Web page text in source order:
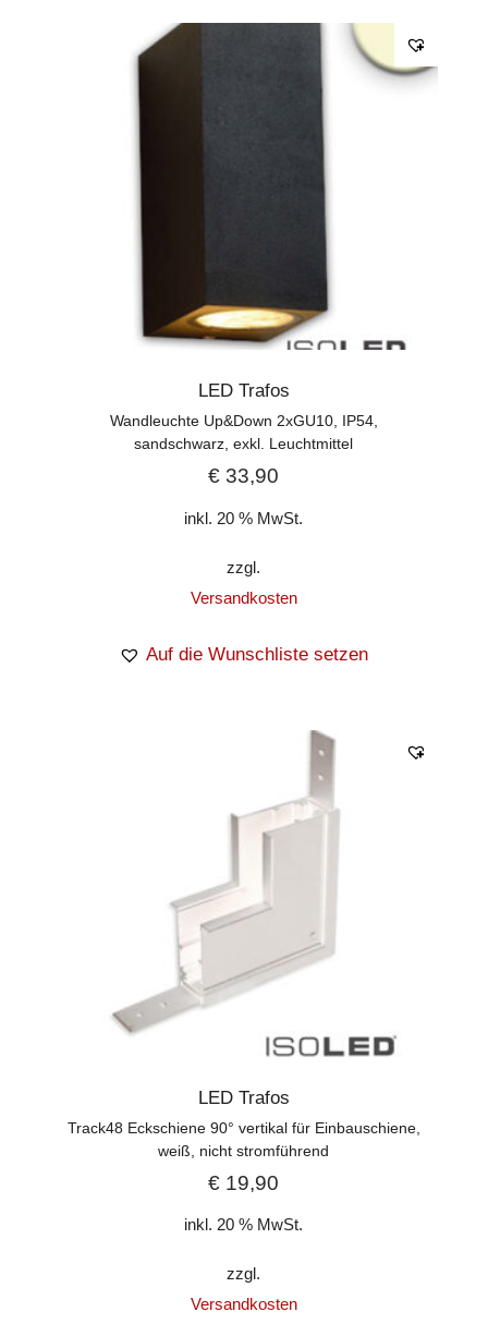
LED Trafos
Wandleuchte Up&Down 2xGU10, IP54,
sandschwarz, exkl. Leuchtmittel
€ 33,90
inkl. 20 % MwSt.
zzgl.
Versandkosten
Auf die Wunschliste setzen
LED Trafos
Track48 Eckschiene 90° vertikal für Einbauschiene,
weiß, nicht stromführend
€ 19,90
inkl. 20 % MwSt.
zzgl.
Versandkosten